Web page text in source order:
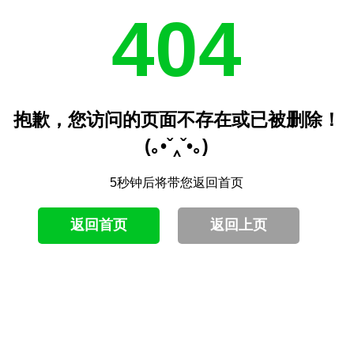
404
抱歉，您访问的页面不存在或已被删除！
(｡•ˇ‸ˇ•｡)
5秒钟后将带您返回首页
返回首页 返回上页